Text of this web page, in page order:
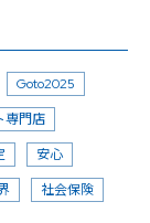
Goto2025
専門店
安心
社会保険